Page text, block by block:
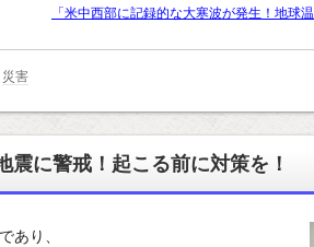
「米中西部に記録的な大寒波が発生！地
災害
震に警戒！起こる前に対策を！
であり、